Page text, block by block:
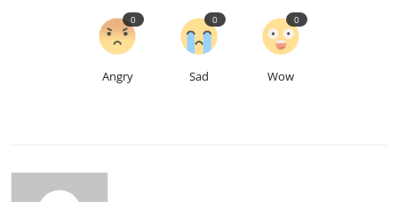
Angry
0
Sad
0
Wow
0